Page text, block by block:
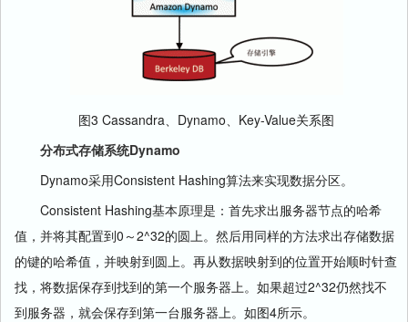
图3 Cassandra、Dynamo、Key-Value关系图
分布式存储系统Dynamo
Dynamo采用Consistent Hashing算法来实现数据分区。
Consistent Hashing基本原理是：首先求出服务器节点的哈希
值，并将其配置到0～2^32的圆上。然后用同样的方法求出存储数据
的键的哈希值，并映射到圆上。再从数据映射到的位置开始顺时针查
找，将数据保存到找到的第一个服务器上。如果超过2^32仍然找不
到服务器，就会保存到第一台服务器上。如图4所示。